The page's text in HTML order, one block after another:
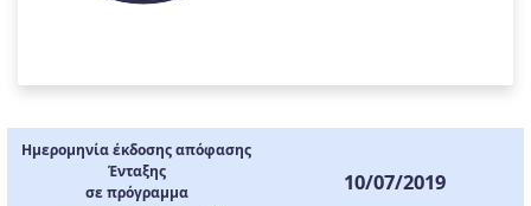
Ημερομηνία έκδοσης απόφασης
Ένταξης
σε πρόγραμμα
10/07/2019